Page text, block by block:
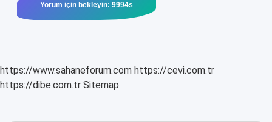
https://www.sahaneforum.com https://cevi.com.tr
https://dibe.com.tr Sitemap